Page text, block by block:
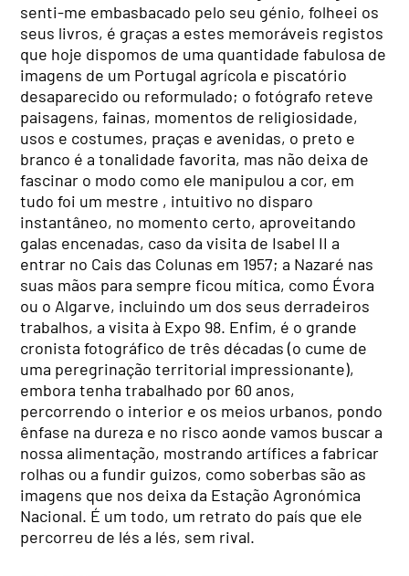
senti-me embasbacado pelo seu génio, folheei os
seus livros, é graças a estes memoráveis registos
que hoje dispomos de uma quantidade fabulosa de
imagens de um Portugal agrícola e piscatório
desaparecido ou reformulado; o fotógrafo reteve
paisagens, fainas, momentos de religiosidade,
usos e costumes, praças e avenidas, o preto e
branco é a tonalidade favorita, mas não deixa de
fascinar o modo como ele manipulou a cor, em
tudo foi um mestre , intuitivo no disparo
instantâneo, no momento certo, aproveitando
galas encenadas, caso da visita de Isabel II a
entrar no Cais das Colunas em 1957; a Nazaré nas
suas mãos para sempre ficou mítica, como Évora
ou o Algarve, incluindo um dos seus derradeiros
trabalhos, a visita à Expo 98. Enfim, é o grande
cronista fotográfico de três décadas (o cume de
uma peregrinação territorial impressionante),
embora tenha trabalhado por 60 anos,
percorrendo o interior e os meios urbanos, pondo
ênfase na dureza e no risco aonde vamos buscar a
nossa alimentação, mostrando artífices a fabricar
rolhas ou a fundir guizos, como soberbas são as
imagens que nos deixa da Estação Agronómica
Nacional. É um todo, um retrato do país que ele
percorreu de lés a lés, sem rival.